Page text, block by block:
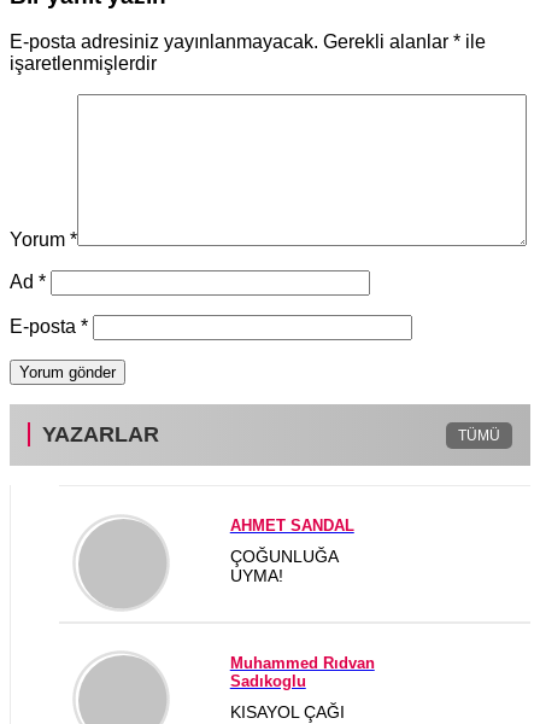
E-posta adresiniz yayınlanmayacak. Gerekli alanlar * ile
işaretlenmişlerdir
Yorum *
Ad *
E-posta *
YAZARLAR TÜMÜ
AHMET SANDAL
ÇOĞUNLUĞA
UYMA!
Muhammed Rıdvan
Sadıkoglu
KISAYOL ÇAĞI